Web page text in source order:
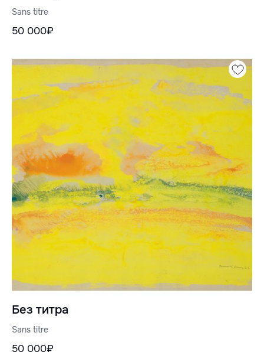
Sans titre
50 000₽
Без титра
Sans titre
50 000₽